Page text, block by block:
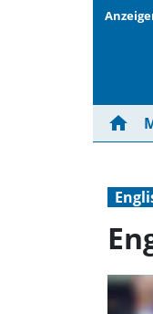
home